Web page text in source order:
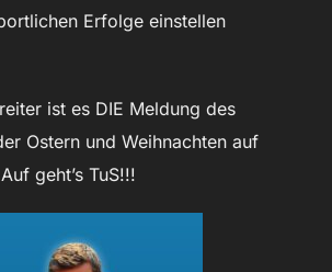
Erfolge einstellen
ist es DIE Meldung des
Ostern und Weihnachten auf
geht’s TuS!!!